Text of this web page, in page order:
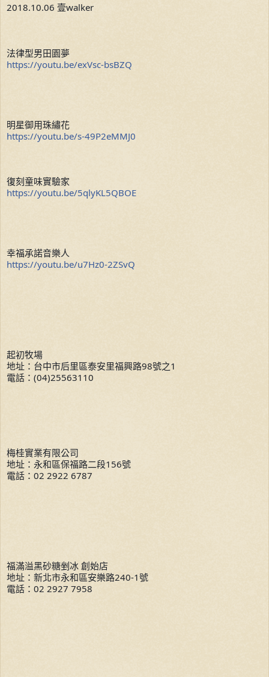
2018.10.06 壹walker
法律型男田園夢
https://youtu.be/exVsc-bsBZQ
明星御用珠繡花
https://youtu.be/s-49P2eMMJ0
復刻童味實驗家
https://youtu.be/5qlyKL5QBOE
幸福承諾音樂人
https://youtu.be/u7Hz0-2ZSvQ
起初牧場
地址：台中市后里區泰安里福興路98號之1
電話：(04)25563110
梅桂實業有限公司
地址：永和區保福路二段156號
電話：02 2922 6787
福滿溢黑砂糖剉冰 創始店
地址：新北市永和區安樂路240-1號
電話：02 2927 7958